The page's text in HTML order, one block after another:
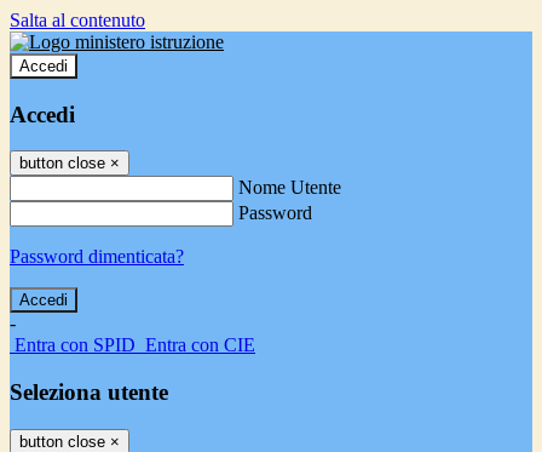
Salta al contenuto
Accedi
Accedi
button close ×
Nome Utente
Password
Password dimenticata?
-
Entra con SPID Entra con CIE
Seleziona utente
button close ×